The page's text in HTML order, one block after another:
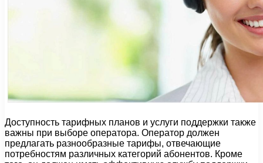
Доступность тарифных планов и услуги поддержки также
важны при выборе оператора. Оператор должен
предлагать разнообразные тарифы, отвечающие
потребностям различных категорий абонентов. Кроме